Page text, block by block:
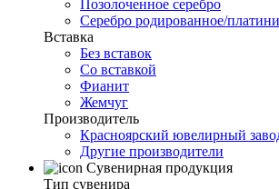
Позолоченное серебро
Серебро родированное/
Вставка
Без вставок
Со вставкой
Фианит
Жемчуг
Производитель
Красноярский ювелирный
Другие производители
Сувенирная продукция
Тип сувенира